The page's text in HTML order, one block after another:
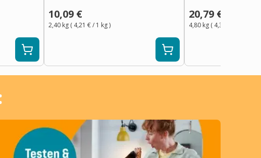
10,09 €
2,40 kg ( 4,21 €/ 1 kg)
20,79 €
4,80 kg ( 4,34 €